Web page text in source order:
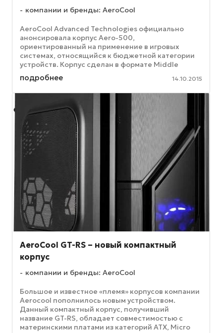
компании и бренды: AeroCool
AeroCool Advanced Technologies официально
анонсировала корпус Aero-500,
ориентированный на применение в игровых
системах, относящийся к бюджетной категории
устройств. Корпус сделан в формате Middle
Tower, он поддерживает установку
высококлассных ...
подробнее 14.10.2015
AeroCool GT-RS – новый компактный
корпус
компании и бренды: AeroCool
Большое и известное «племя» корпусов компании
Aerocool пополнилось новым устройством.
Данный компактный корпус, получивший
название GT-RS, обладает совместимостью с
материнскими платами из категорий ATX, Micro